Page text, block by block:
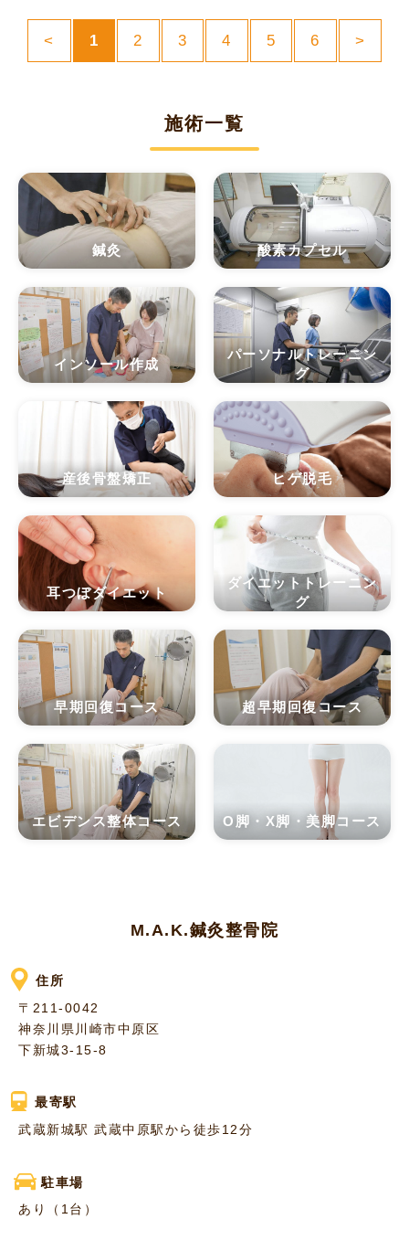
< 1 2 3 4 5 6 >
施術一覧
鍼灸 酸素カプセル
インソール作成
パーソナルトレーニン
グ
産後骨盤矯正 ヒゲ脱毛
耳つぼダイエット
ダイエットトレーニン
グ
早期回復コース 超早期回復コース
エビデンス整体コース O脚・X脚・美脚コース
M.A.K.鍼灸整骨院
住所
〒211-0042
神奈川県川崎市中原区
下新城3-15-8
最寄駅
武蔵新城駅 武蔵中原駅から徒歩12分
駐車場
あり（1台）